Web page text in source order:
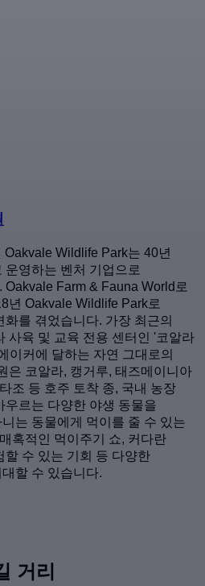
Wildlife Park는 40년
운영하는 벤처 기업으로
Farm & Fauna World로
년 Oakvale Wildlife Park로
를 겪었습니다. 가장 최근의
사육 및 교육 전용 센터인 '코알라
이커에 달하는 자연 그대로의
은 코알라, 캥거루, 태즈메이니아
조 등 호주 토착 종, 국내 농장
우르는 다양한 야생 동물을
는 동물에게 먹이를 줄 수 있는
혹적인 먹이주기 쇼, 커다란
할 수 있는 기회 등 다양한
할 수 있습니다.
거리